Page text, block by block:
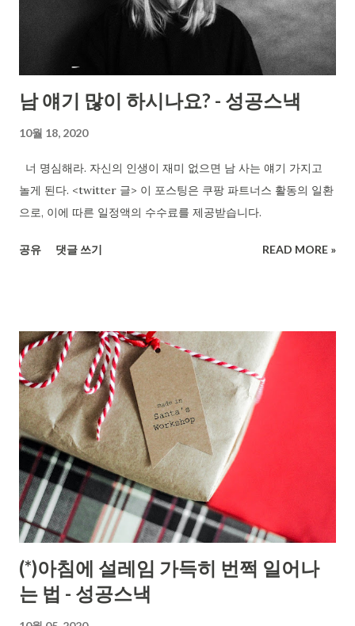
남 얘기 많이 하시나요? - 성공스낵
10월 18, 2020
너 명심해라. 자신의 인생이 재미 없으면 남 사는 얘기 가지고
놀게 된다. <twitter 글> 이 포스팅은 쿠팡 파트너스 활동의 일환
으로, 이에 따른 일정액의 수수료를 제공받습니다.
공유 댓글 쓰기 READ MORE »
(*)아침에 설레임 가득히 번쩍 일어나
는 법 - 성공스낵